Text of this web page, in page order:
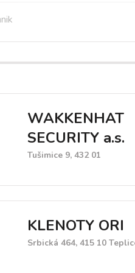
WAKKENHAT
SECURITY a.s.
Tušimice 9, 432 01
KLENOTY ORI
Srbická 464, 415 10